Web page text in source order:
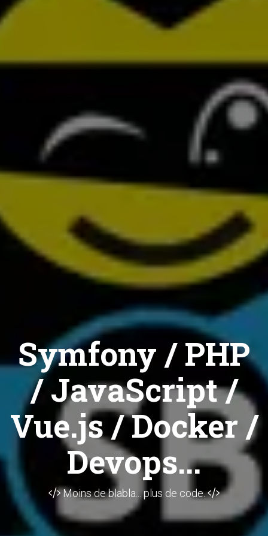
Symfony / PHP
/ JavaScript /
Vue.js / Docker /
Devops...
Moins de blabla... plus de code.